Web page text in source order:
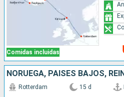
Comidas incluidas
Rotterdam 15 d